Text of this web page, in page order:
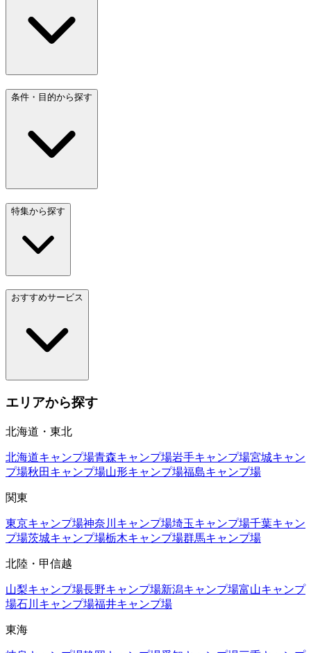
条件・目的から探す
特集から探す
おすすめサービス
エリアから探す
北海道・東北
北海道キャンプ場青森キャンプ場岩手キャンプ場宮城キャン
プ場秋田 キャンプ場山形キャンプ場福島キャンプ場
関東
東京キャンプ場神奈川 キャンプ場埼玉キャンプ場千葉キャン
プ場茨城キャンプ場栃木キャンプ場群馬キャンプ場
北陸・甲信越
山梨キャンプ場長野キャンプ場新潟キャンプ場富山キャンプ
場石川 キャンプ場福井キャンプ場
東海